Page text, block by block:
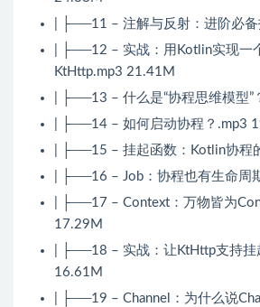
| ├──11 – 注解与反射：进阶必
| ├──12 – 实战：用Kotlin实现一
KtHttp.mp3 21.41M
| ├──13 – 什么是“协程思维模型
| ├──14 – 如何启动协程？.mp3
| ├──15 – 挂起函数：Kotlin协程
| ├──16 – Job：协程也有生命周
| ├──17 – Context：万物皆为
17.29M
| ├──18 – 实战：让KtHttp支持挂
16.61M
| ├──19 – Channel：为什么说